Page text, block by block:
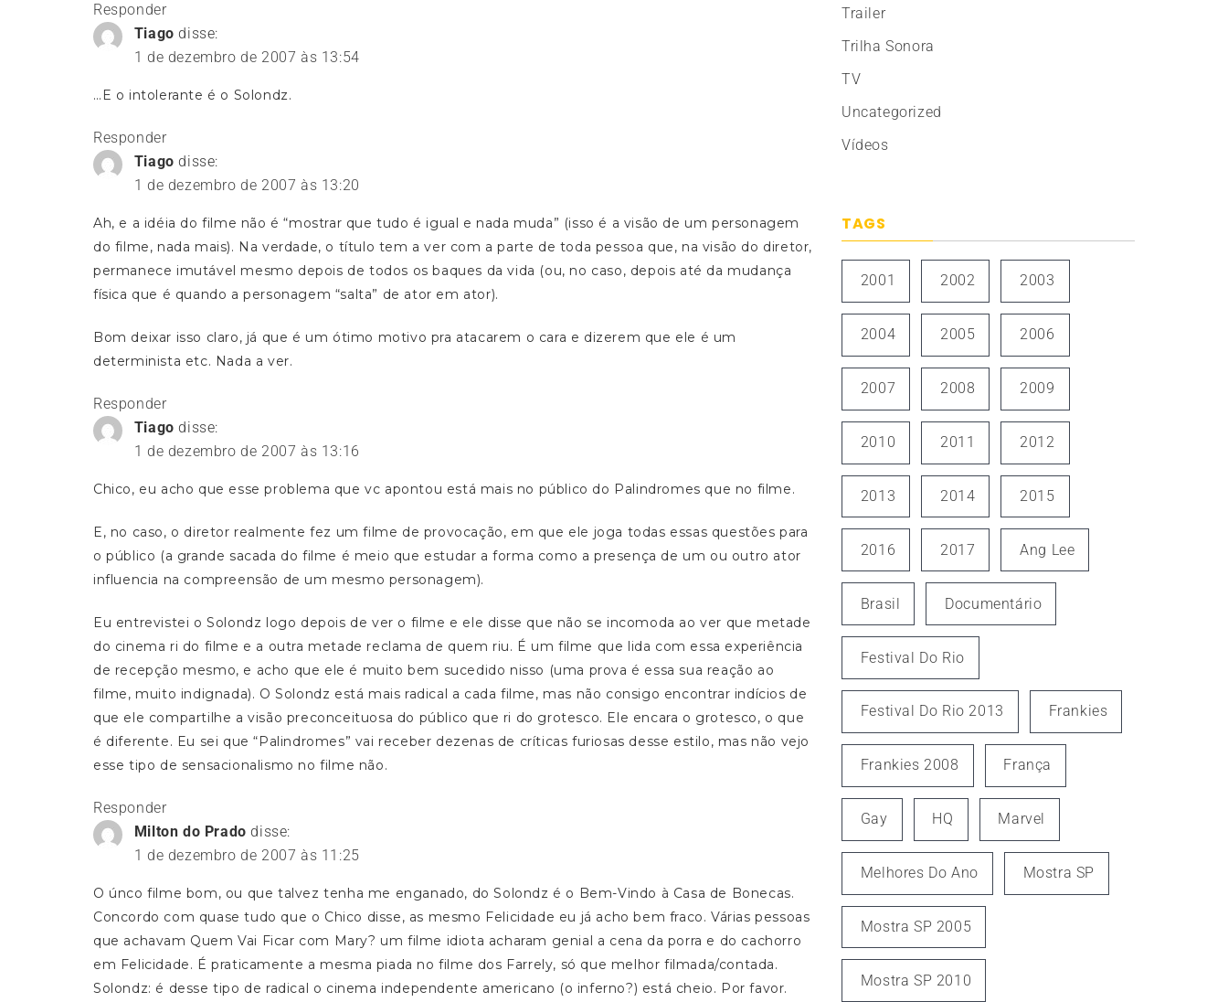
Responder
Tiago disse:
1 de dezembro de 2007 às 13:54
…E o intolerante é o Solondz.
Responder
Tiago disse:
1 de dezembro de 2007 às 13:20
Ah, e a idéia do filme não é “mostrar que tudo é igual e nada muda” (isso é a visão de um personagem
do filme, nada mais). Na verdade, o título tem a ver com a parte de toda pessoa que, na visão do diretor,
permanece imutável mesmo depois de todos os baques da vida (ou, no caso, depois até da mudança
física que é quando a personagem “salta” de ator em ator).
Bom deixar isso claro, já que é um ótimo motivo pra atacarem o cara e dizerem que ele é um
determinista etc. Nada a ver.
Responder
Tiago disse:
1 de dezembro de 2007 às 13:16
Chico, eu acho que esse problema que vc apontou está mais no público do Palindromes que no filme.
E, no caso, o diretor realmente fez um filme de provocação, em que ele joga todas essas questões para
o público (a grande sacada do filme é meio que estudar a forma como a presença de um ou outro ator
influencia na compreensão de um mesmo personagem).
Eu entrevistei o Solondz logo depois de ver o filme e ele disse que não se incomoda ao ver que metade
do cinema ri do filme e a outra metade reclama de quem riu. É um filme que lida com essa experiência
de recepção mesmo, e acho que ele é muito bem sucedido nisso (uma prova é essa sua reação ao
filme, muito indignada). O Solondz está mais radical a cada filme, mas não consigo encontrar indícios de
que ele compartilhe a visão preconceituosa do público que ri do grotesco. Ele encara o grotesco, o que
é diferente. Eu sei que “Palindromes” vai receber dezenas de críticas furiosas desse estilo, mas não vejo
esse tipo de sensacionalismo no filme não.
Responder
Milton do Prado disse:
1 de dezembro de 2007 às 11:25
O únco filme bom, ou que talvez tenha me enganado, do Solondz é o Bem-Vindo à Casa de Bonecas.
Concordo com quase tudo que o Chico disse, as mesmo Felicidade eu já acho bem fraco. Várias pessoas
que achavam Quem Vai Ficar com Mary? um filme idiota acharam genial a cena da porra e do cachorro
em Felicidade. É praticamente a mesma piada no filme dos Farrely, só que melhor filmada/contada.
Solondz: é desse tipo de radical o cinema independente americano (o inferno?) está cheio. Por favor.
Trailer
Trilha Sonora
TV
Uncategorized
Vídeos
TAGS
2001 2002 2003
2004 2005 2006
2007 2008 2009
2010 2011 2012
2013 2014 2015
2016 2017 Ang Lee
Brasil Documentário
Festival Do Rio
Festival Do Rio 2013 Frankies
Frankies 2008 França
Gay HQ Marvel
Melhores Do Ano Mostra SP
Mostra SP 2005
Mostra SP 2010